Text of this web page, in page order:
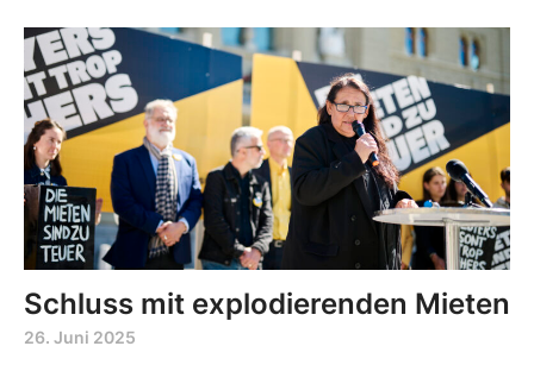
Schluss mit explodierenden Mieten
26. Juni 2025